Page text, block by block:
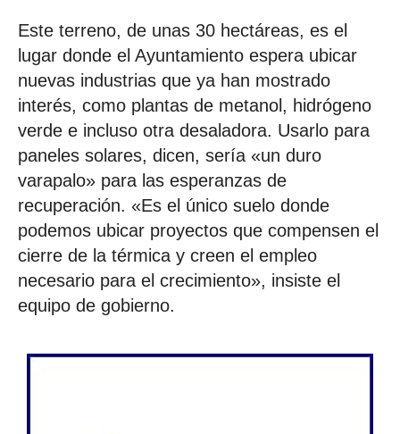
Este terreno, de unas 30 hectáreas, es el
lugar donde el Ayuntamiento espera ubicar
nuevas industrias que ya han mostrado
interés, como plantas de metanol, hidrógeno
verde e incluso otra desaladora. Usarlo para
paneles solares, dicen, sería «un duro
varapalo» para las esperanzas de
recuperación. «Es el único suelo donde
podemos ubicar proyectos que compensen el
cierre de la térmica y creen el empleo
necesario para el crecimiento», insiste el
equipo de gobierno.